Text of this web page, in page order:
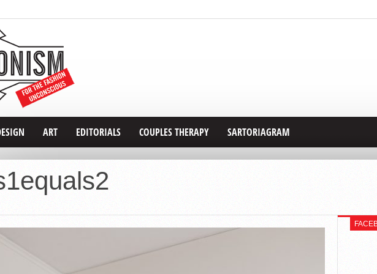
ART EDITORIALS COUPLES THERAPY SARTORIAGRAM